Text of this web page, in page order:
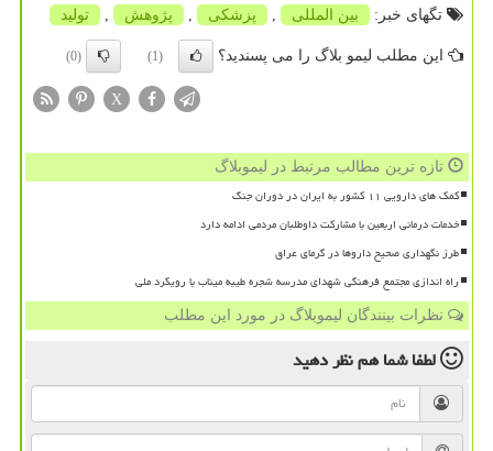
تگهای خبر:
بین المللی پزشكی پژوهش تولید
این مطلب لیمو بلاگ را می پسندید؟ (1)
(0)
X
تازه ترین مطالب مرتبط در لیموبلاگ
کمک های دارویی ۱۱ کشور به ایران در دوران جنگ
خدمات درمانی اربعین با مشارکت داوطلبان مردمی ادامه دارد
طرز نگهداری صحیح داروها در گرمای عراق
راه اندازی مجتمع فرهنگی شهدای مدرسه شجره طیبه میناب با رویکرد ملی
نظرات بینندگان لیموبلاگ در مورد این مطلب
لطفا شما همنظر دهید